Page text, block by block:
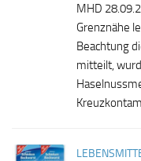
MHD
Grenznähe
Beachtung
mitteilt,